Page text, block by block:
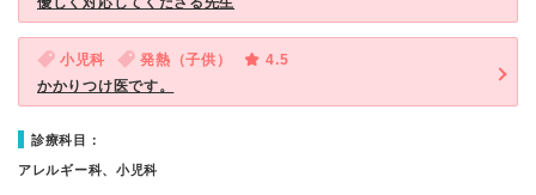
小児科 発熱（子供）
4.5
かかりつけ医です。
診療科目：
アレルギー科、小児科